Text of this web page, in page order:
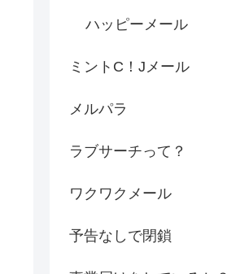
ハッピーメール
ミントC！Jメール
メルパラ
ラブサーチって？
ワクワクメール
予告なしで閉鎖